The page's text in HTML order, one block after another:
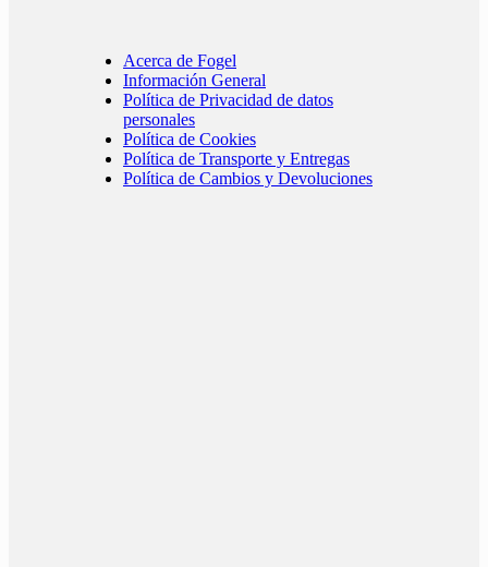
Acerca de Fogel
Información General
Política de Privacidad de datos
personales
Política de Cookies
Política de Transporte y Entregas
Política de Cambios y Devoluciones